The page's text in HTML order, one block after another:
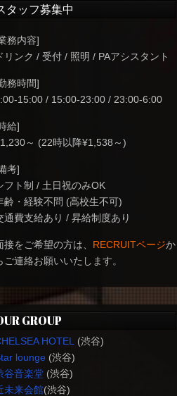
タッフ募集中
務内容]
リンク / 受付 / 照明 / PAアシスタント
務時間]
15:00 / 15:00-23:00 / 23:00-6:00
給]
～ (22時以降¥1,538～)
考]
フト制 / 土日祝のみOK
齢・経験不問 (高校生不可)
通費支給あり / 昇給制度あり
接をご希望の方は、 RECRUITページか
ご連絡お願いいたします。
GROUP
HOTEL
(渋谷)
lounge(渋谷)
谷音楽堂(渋谷)
未来会館(渋谷)